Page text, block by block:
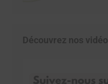
Découvrez nos